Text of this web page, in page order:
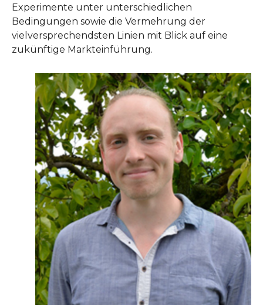
Experimente unter unterschiedlichen
Bedingungen sowie die Vermehrung der
vielversprechendsten Linien mit Blick auf eine
zukünftige Markteinführung.